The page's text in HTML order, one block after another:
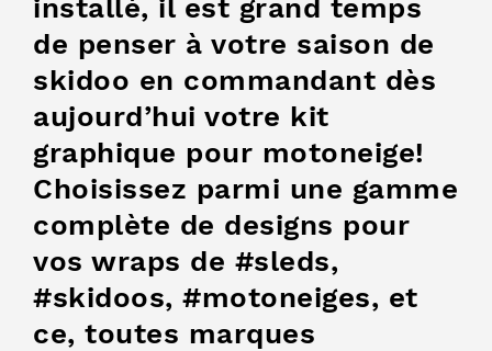
installé, il est grand temps
de penser à votre saison de
skidoo en commandant dès
aujourd’hui votre kit
graphique pour motoneige!
Choisissez parmi une gamme
complète de designs pour
vos wraps de #sleds,
#skidoos, #motoneiges, et
ce, toutes marques